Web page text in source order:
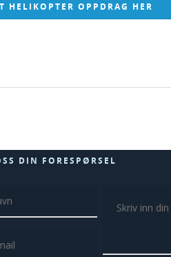
HELIKOPTER OPPDRAG HER
DIN FORESPØRSEL